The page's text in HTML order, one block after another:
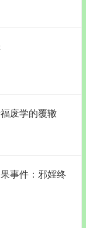
废学的覆辙
事件：邪婬终